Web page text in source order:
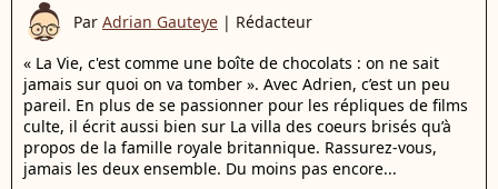
Par Adrian Gauteye | Rédacteur
« La Vie, c'est comme une boîte de chocolats : on ne sait
jamais sur quoi on va tomber ». Avec Adrien, c’est un peu
pareil. En plus de se passionner pour les répliques de films
culte, il écrit aussi bien sur La villa des coeurs brisés qu’à
propos de la famille royale britannique. Rassurez-vous,
jamais les deux ensemble. Du moins pas encore...